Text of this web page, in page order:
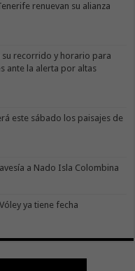
renuevan su alianza
su recorrido y horario para
ante la alerta por altas
este sábado los paisajes de
a Nado Isla Colombina
ya tiene fecha